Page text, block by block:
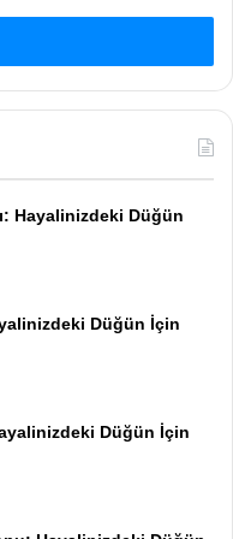
Hayalinizdeki Düğün
Düğün İçin
Düğün İçin